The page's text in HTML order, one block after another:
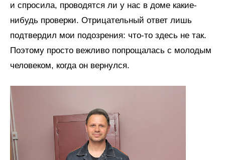
и спросила, проводятся ли у нас в доме какие-
нибудь проверки. Отрицательный ответ лишь
подтвердил мои подозрения: что-то здесь не так.
Поэтому просто вежливо попрощалась с молодым
человеком, когда он вернулся.